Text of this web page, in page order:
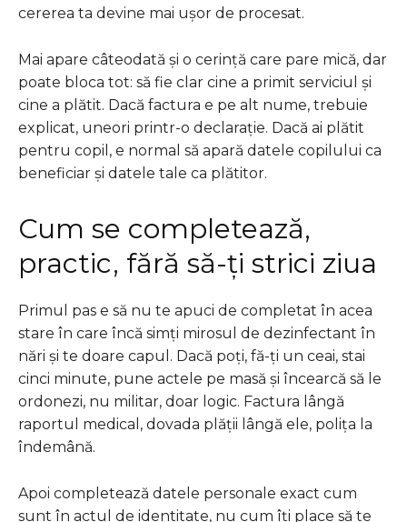
cererea ta devine mai ușor de procesat.
Mai apare câteodată și o cerință care pare mică, dar
poate bloca tot: să fie clar cine a primit serviciul și
cine a plătit. Dacă factura e pe alt nume, trebuie
explicat, uneori printr-o declarație. Dacă ai plătit
pentru copil, e normal să apară datele copilului ca
beneficiar și datele tale ca plătitor.
Cum se completează,
practic, fără să-ți strici ziua
Primul pas e să nu te apuci de completat în acea
stare în care încă simți mirosul de dezinfectant în
nări și te doare capul. Dacă poți, fă-ți un ceai, stai
cinci minute, pune actele pe masă și încearcă să le
ordonezi, nu militar, doar logic. Factura lângă
raportul medical, dovada plății lângă ele, polița la
îndemână.
Apoi completează datele personale exact cum
sunt în actul de identitate, nu cum îți place să te